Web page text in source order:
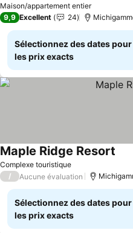
Maison/appartement entier
Consulter les prix
9,9 Excellent 24
Sélectionnez des dates
les prix exacts
Complexe touristique
Maple Ridge Resort
/ Aucune évaluation
Sélectionnez des dates
les prix exacts